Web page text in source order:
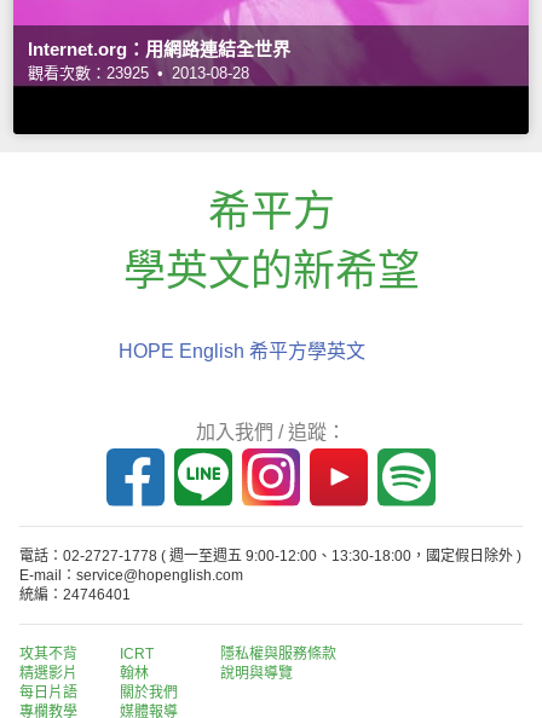
Internet.org：用網路連結全世界
觀看次數：23925 • 2013-08-28
希平方
學英文的新希望
HOPE English 希平方學英文
加入我們 / 追蹤：
電話：02-2727-1778 ( 週一至週五 9:00-12:00、13:30-18:00，國定假日除外 )
E-mail：service@hopenglish.com
統編：24746401
攻其不背
精選影片
每日片語
專欄教學
ICRT
翰林
關於我們
媒體報導
隱私權與服務條款
說明與導覽